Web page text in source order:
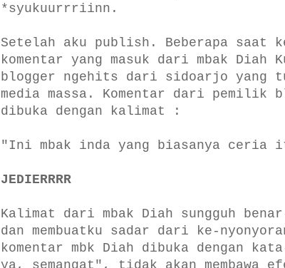
*syukuurrriinn.
Setelah aku publish. Beberapa saat
komentar yang masuk dari mbak Diah
blogger ngehits dari sidoarjo yang
media massa. Komentar dari pemilik
dibuka dengan kalimat :
"Ini mbak inda yang biasanya ceria
JEDIERRRR
Kalimat dari mbak Diah sungguh
dan membuatku sadar dari ke-
komentar mbk Diah dibuka dengan